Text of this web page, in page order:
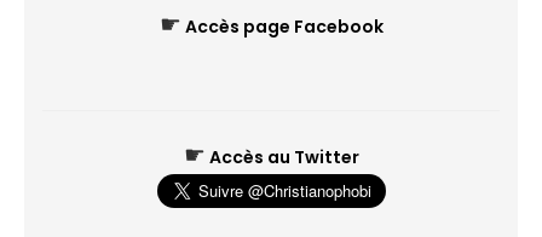
☛ Accès page Facebook
☛ Accès au Twitter